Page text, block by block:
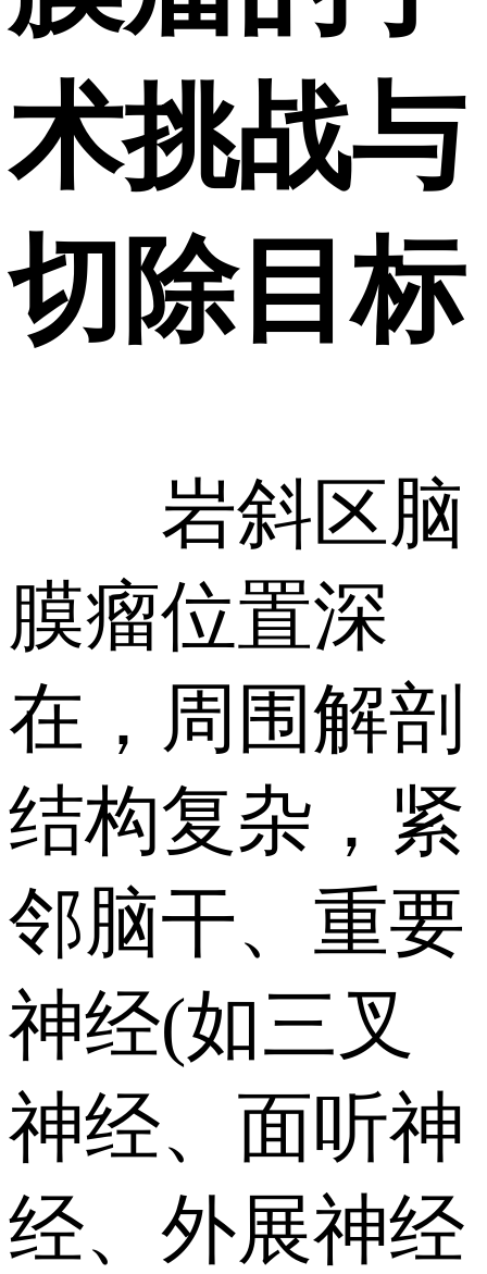
术挑战与
切除目标
岩斜区脑
膜瘤位置深
在，周围解剖
结构复杂，紧
邻脑干、重要
神经(如三叉
神经、面听神
经、外展神经